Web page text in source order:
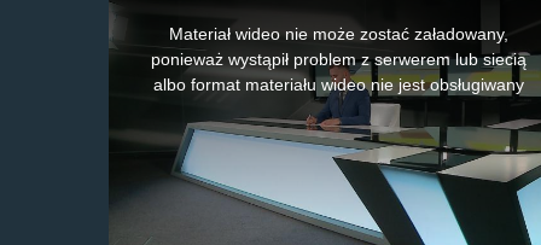
This
a
window.
Materiał wideo nie może zostać załadowany,
ponieważ wystąpił problem z serwerem lub siecią
albo format materiału wideo nie jest obsługiwany